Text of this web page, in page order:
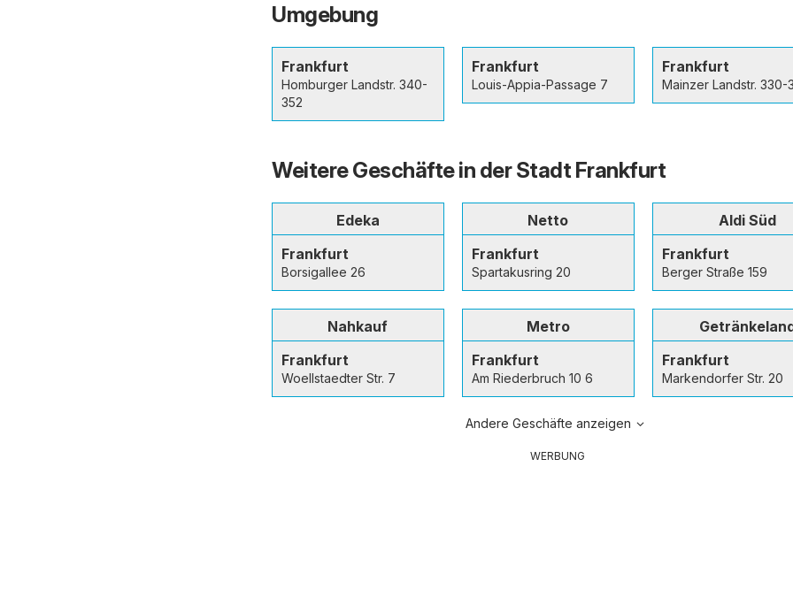
Umgebung
Frankfurt
Homburger Landstr. 340-
352
Frankfurt
Louis-Appia-Passage 7
Frankfurt
Mainzer Landstr. 330-
Weitere Geschäfte in der Stadt Frankfurt
Edeka
Frankfurt
Borsigallee 26
Netto
Frankfurt
Spartakusring 20
Aldi Süd
Frankfurt
Berger Straße 159
Nahkauf
Frankfurt
Woellstaedter Str. 7
Metro
Frankfurt
Am Riederbruch 10 6
Frankfurt
Markendorfer Str. 20
Andere Geschäfte anzeigen
WERBUNG